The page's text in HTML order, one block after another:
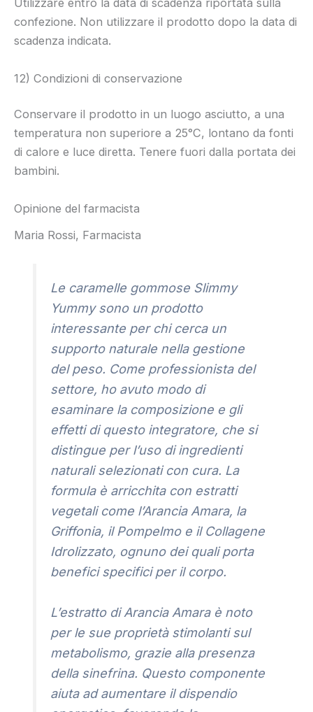
Utilizzare entro la data di scadenza riportata sulla
confezione. Non utilizzare il prodotto dopo la data di
scadenza indicata.
12) Condizioni di conservazione
Conservare il prodotto in un luogo asciutto, a una
temperatura non superiore a 25°C, lontano da fonti
di calore e luce diretta. Tenere fuori dalla portata dei
bambini.
Opinione del farmacista
Maria Rossi, Farmacista
Le caramelle gommose Slimmy
Yummy sono un prodotto
interessante per chi cerca un
supporto naturale nella gestione
del peso. Come professionista del
settore, ho avuto modo di
esaminare la composizione e gli
effetti di questo integratore, che si
distingue per l’uso di ingredienti
naturali selezionati con cura. La
formula è arricchita con estratti
vegetali come l’Arancia Amara, la
Griffonia, il Pompelmo e il Collagene
Idrolizzato, ognuno dei quali porta
benefici specifici per il corpo.
L’estratto di Arancia Amara è noto
per le sue proprietà stimolanti sul
metabolismo, grazie alla presenza
della sinefrina. Questo componente
aiuta ad aumentare il dispendio